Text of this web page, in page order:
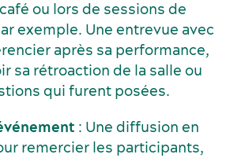
ou lors de sessions de
exemple. Une entrevue avec
après sa performance,
sa rétroaction de la salle ou
qui furent posées.
: Une diffusion en
remercier les participants,